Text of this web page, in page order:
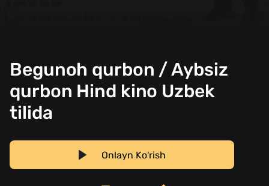
Begunoh qurbon / Aybsiz
qurbon Hind kino Uzbek
tilida
Onlayn Ko'rish